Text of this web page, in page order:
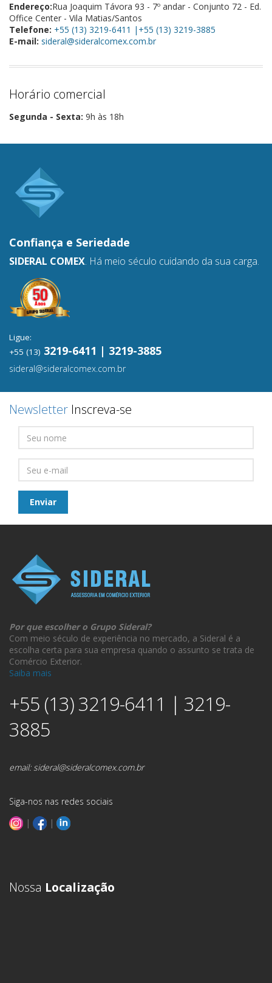
Endereço:Rua Joaquim Távora 93 - 7º andar - Conjunto 72 - Ed.
Office Center - Vila Matias/Santos
Telefone: +55 (13) 3219-6411 |+55 (13) 3219-3885
E-mail: sideral@sideralcomex.com.br
Horário comercial
Segunda - Sexta: 9h às 18h
Confiança e Seriedade
SIDERAL COMEX. Há meio século cuidando da sua carga.
Ligue:
+55 (13) 3219-6411 | 3219-3885
sideral@sideralcomex.com.br
Newsletter Inscreva-se
Por que escolher o Grupo Sideral?
Com meio século de experiência no mercado, a Sideral é a
escolha certa para sua empresa quando o assunto se trata de
Comércio Exterior.
Saiba mais
+55 (13) 3219-6411 | 3219-
3885
email:sideral@sideralcomex.com.br
Siga-nos nas redes sociais
|
|
Nossa Localização